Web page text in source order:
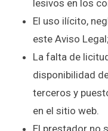
lesivos en los
El uso ilícito,
este Aviso Legal;
La falta de
disponibilidad
terceros y
en el sitio web.
El prestador no